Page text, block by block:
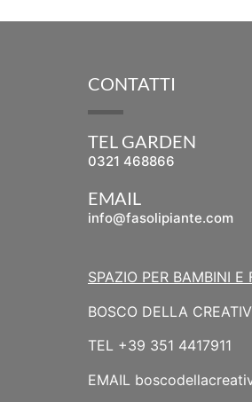
CONTATTI
TEL GARDEN
0321 468866
EMAIL
info@fasolipiante.com
SPAZIO PER BAMBINI E
BOSCO DELLA
TEL +39 351 4417911
EMAIL